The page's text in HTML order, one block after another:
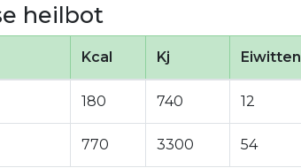
heilbot
Kcal Kj Eiwitten
180 740 12
770 3300 54